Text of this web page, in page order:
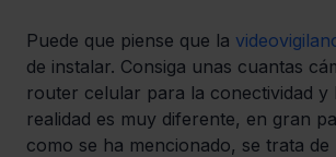
Puede que piense que la
de instalar. Consiga unas cuantas
router celular para la conectividad y
realidad es muy diferente, en gran
como se ha mencionado, se trata